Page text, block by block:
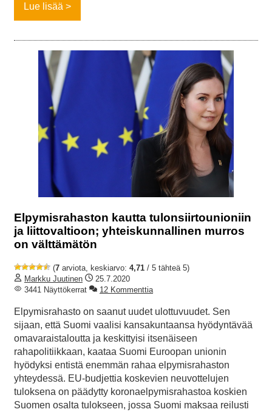
Lue lisää
Elpymisrahaston kautta tulonsiirtounioniin
ja liittovaltioon; yhteiskunnallinen murros
on välttämätön
(7 arviota, keskiarvo: 4,71 / 5 tähteä 5)
Markku Juutinen
25.7.2020
3441 Näyttökerrat
12 Kommenttia
Elpymisrahasto on saanut uudet ulottuvuudet. Sen
sijaan, että Suomi vaalisi kansakuntaansa hyödyntävää
omavaraistaloutta ja keskittyisi itsenäiseen
rahapolitiikkaan, kaataa Suomi Euroopan unionin
hyödyksi entistä enemmän rahaa elpymisrahaston
yhteydessä. EU-budjettia koskevien neuvottelujen
tuloksena on päädytty koronaelpymisrahastoa koskien
Suomen osalta tulokseen, jossa Suomi maksaa reilusti